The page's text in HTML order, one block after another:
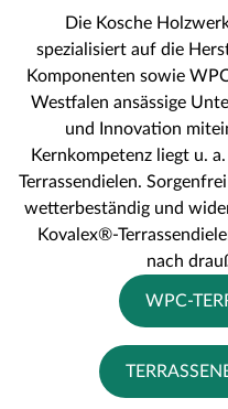
Die Kosche
spezialisiert auf die
Komponenten sowie
Westfalen ansässige
und Innovation
Kernkompetenz liegt u.
Terrassendielen.
wetterbeständig und
Kovalex®-
nach
WPC-